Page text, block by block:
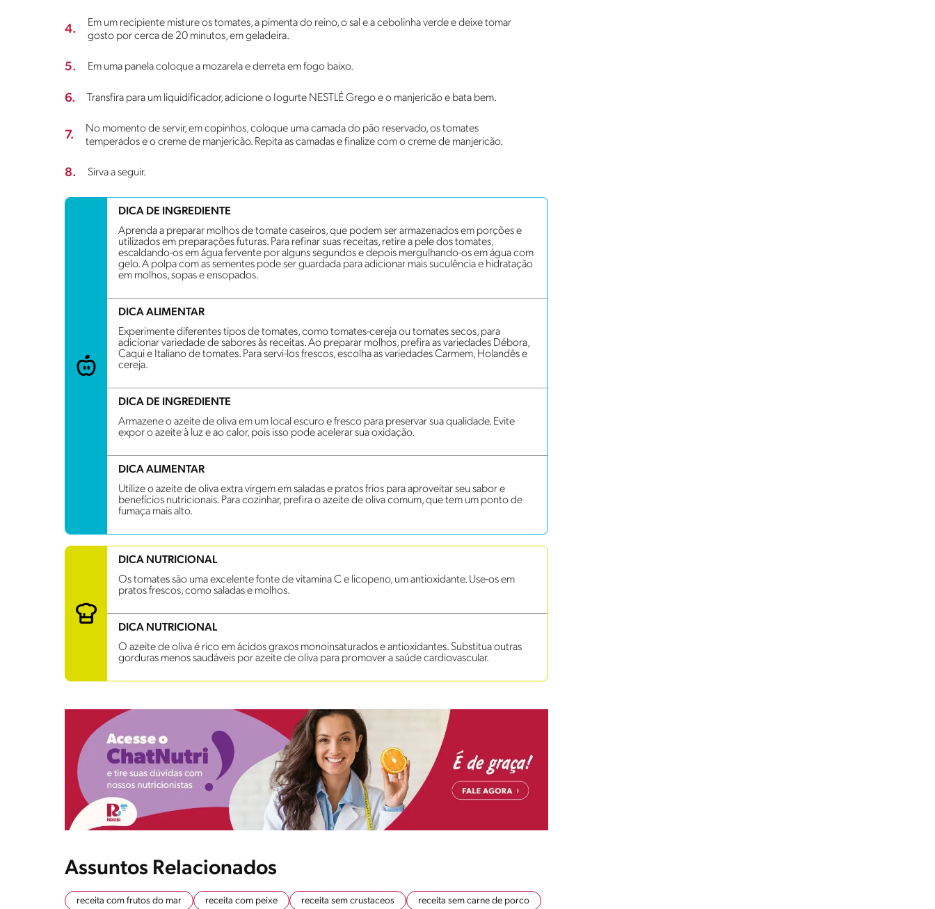
4.
Em um recipiente misture os tomates, a pimenta do reino, o sal e a cebolinha verde e deixe tomar
gosto por cerca de 20 minutos, em geladeira.
5. Em uma panela coloque a mozarela e derreta em fogo baixo.
6. Transfira para um liquidificador, adicione o Iogurte NESTLÉ Grego e o manjericão e bata bem.
7.
No momento de servir, em copinhos, coloque uma camada do pão reservado, os tomates
temperados e o creme de manjericão. Repita as camadas e finalize com o creme de manjericão.
8. Sirva a seguir.
DICA DE INGREDIENTE
Aprenda a preparar molhos de tomate caseiros, que podem ser armazenados em porções e
utilizados em preparações futuras. Para refinar suas receitas, retire a pele dos tomates,
escaldando-os em água fervente por alguns segundos e depois mergulhando-os em água com
gelo. A polpa com as sementes pode ser guardada para adicionar mais suculência e hidratação
em molhos, sopas e ensopados.
DICA ALIMENTAR
Experimente diferentes tipos de tomates, como tomates-cereja ou tomates secos, para
adicionar variedade de sabores às receitas. Ao preparar molhos, prefira as variedades Débora,
Caqui e Italiano de tomates. Para servi-los frescos, escolha as variedades Carmem, Holandês e
cereja.
DICA DE INGREDIENTE
Armazene o azeite de oliva em um local escuro e fresco para preservar sua qualidade. Evite
expor o azeite à luz e ao calor, pois isso pode acelerar sua oxidação.
DICA ALIMENTAR
Utilize o azeite de oliva extra virgem em saladas e pratos frios para aproveitar seu sabor e
benefícios nutricionais. Para cozinhar, prefira o azeite de oliva comum, que tem um ponto de
fumaça mais alto.
DICA NUTRICIONAL
Os tomates são uma excelente fonte de vitamina C e licopeno, um antioxidante. Use-os em
pratos frescos, como saladas e molhos.
DICA NUTRICIONAL
O azeite de oliva é rico em ácidos graxos monoinsaturados e antioxidantes. Substitua outras
gorduras menos saudáveis por azeite de oliva para promover a saúde cardiovascular.
Assuntos Relacionados
receita com frutos do mar receita com peixe receita sem crustaceos receita sem carne de porco